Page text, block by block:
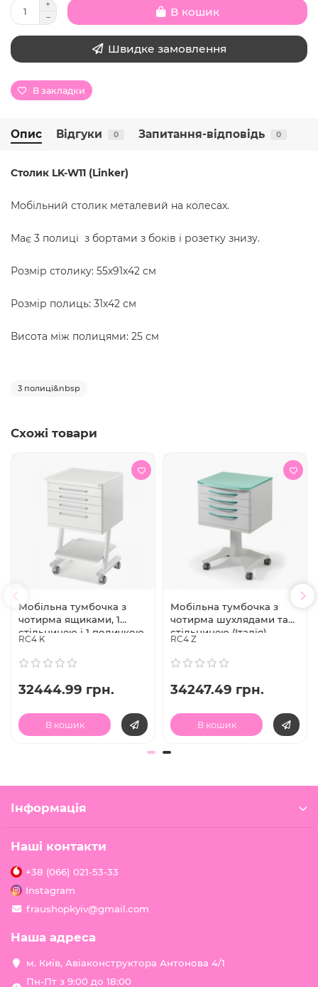
В кошик
Швидке замовлення
В закладки
Опис Відгуки 0 Запитання-відповідь 0
Столик LK-W11 (Linker)
Мобільний столик металевий на колесах.
Має 3 полиці з бортами з боків і розетку знизу.
Розмір столику: 55х91х42 см
Розмір полиць: 31х42 см
Висота між полицями: 25 см
3 полиці&nbsp
Схожі товари
Мобільна тумбочка з
чотирма ящиками, 1
стільницею і 1 поличкою
(Італія)
RC4 K
32444.99 грн.
В кошик
Мобільна тумбочка з
чотирма шухлядами та
стільницею (Італія)
RC4 Z
34247.49 грн.
В кошик
Інформація
Наші контакти
+38 (066) 021-53-33
Instagram
fraushopkyiv@gmail.com
Наша адреса
м. Київ, Авіаконструктора Антонова 4/1
Пн-Пт з 9:00 до 18:00